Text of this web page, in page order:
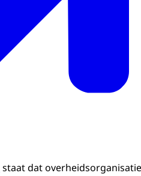
staat dat